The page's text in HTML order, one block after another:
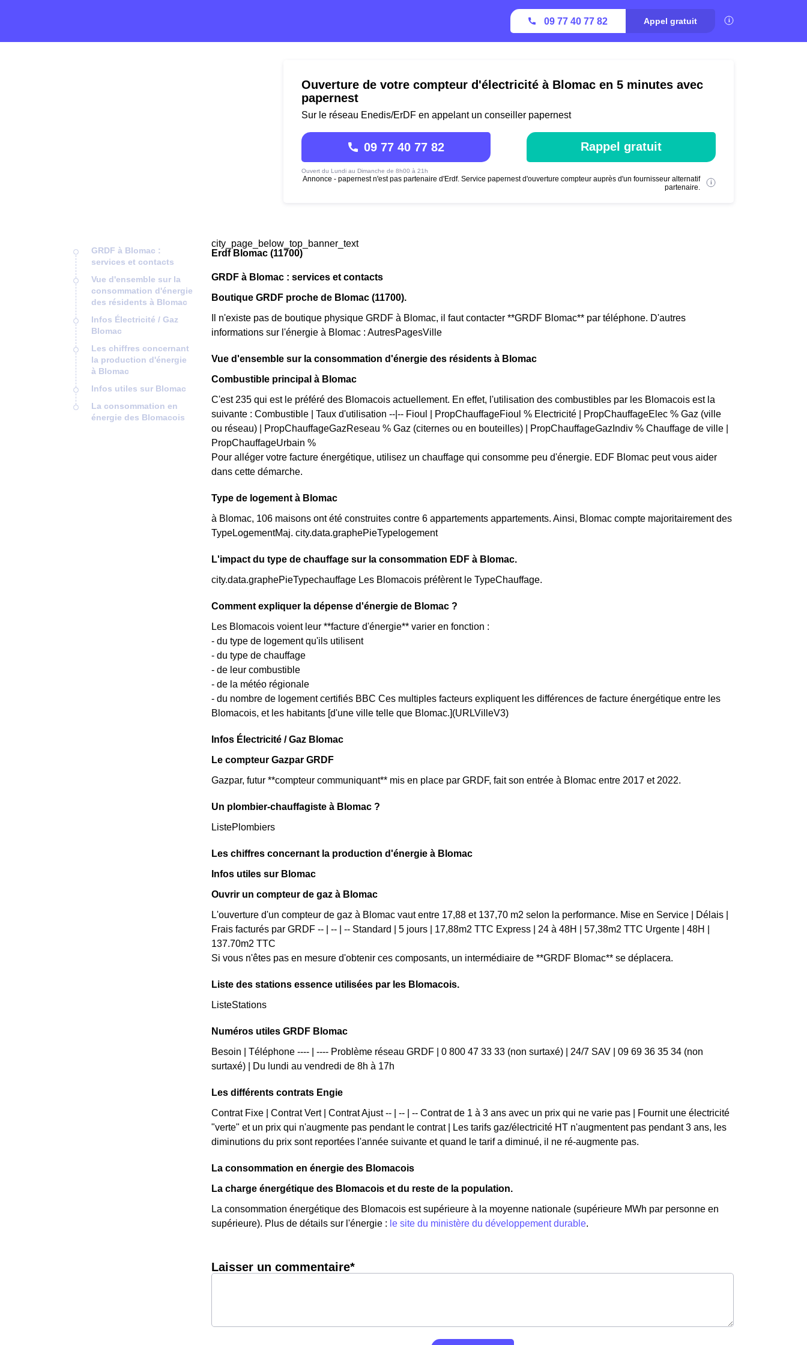
09 77 40 77 82 Appel gratuit
Ouverture de votre compteur d'électricité à Blomac en 5 minutes avec
papernest
Sur le réseau Enedis/ErDF en appelant un conseiller papernest
09 77 40 77 82
Ouvert du Lundi au Dimanche de 8h00 à 21h
Rappel gratuit
Annonce - papernest n'est pas partenaire d'Erdf. Service papernest d'ouverture compteur auprès d'un fournisseur alternatif
partenaire.
GRDF à Blomac :
services et contacts
Vue d'ensemble sur la
consommation d'énergie
des résidents à Blomac
Infos Électricité / Gaz
Blomac
Les chiffres concernant
la production d'énergie
à Blomac
Infos utiles sur Blomac
La consommation en
énergie des Blomacois
city_page_below_top_banner_text
Erdf Blomac (11700)
GRDF à Blomac : services et contacts
Boutique GRDF proche de Blomac (11700).
Il n'existe pas de boutique physique GRDF à Blomac, il faut contacter **GRDF Blomac** par téléphone. D'autres
informations sur l'énergie à Blomac : AutresPagesVille
Vue d'ensemble sur la consommation d'énergie des résidents à Blomac
Combustible principal à Blomac
C'est 235 qui est le préféré des Blomacois actuellement. En effet, l'utilisation des combustibles par les Blomacois est la
suivante : Combustible | Taux d'utilisation --|-- Fioul | PropChauffageFioul % Electricité | PropChauffageElec % Gaz (ville
ou réseau) | PropChauffageGazReseau % Gaz (citernes ou en bouteilles) | PropChauffageGazIndiv % Chauffage de ville |
PropChauffageUrbain %
Pour alléger votre facture énergétique, utilisez un chauffage qui consomme peu d'énergie. EDF Blomac peut vous aider
dans cette démarche.
Type de logement à Blomac
à Blomac, 106 maisons ont été construites contre 6 appartements appartements. Ainsi, Blomac compte majoritairement des
TypeLogementMaj. city.data.graphePieTypelogement
L'impact du type de chauffage sur la consommation EDF à Blomac.
city.data.graphePieTypechauffage Les Blomacois préfèrent le TypeChauffage.
Comment expliquer la dépense d'énergie de Blomac ?
Les Blomacois voient leur **facture d'énergie** varier en fonction :
- du type de logement qu'ils utilisent
- du type de chauffage
- de leur combustible
- de la météo régionale
- du nombre de logement certifiés BBC Ces multiples facteurs expliquent les différences de facture énergétique entre les
Blomacois, et les habitants [d'une ville telle que Blomac.](URLVilleV3)
Infos Électricité / Gaz Blomac
Le compteur Gazpar GRDF
Gazpar, futur **compteur communiquant** mis en place par GRDF, fait son entrée à Blomac entre 2017 et 2022.
Un plombier-chauffagiste à Blomac ?
ListePlombiers
Les chiffres concernant la production d'énergie à Blomac
Infos utiles sur Blomac
Ouvrir un compteur de gaz à Blomac
L'ouverture d'un compteur de gaz à Blomac vaut entre 17,88 et 137,70 m2 selon la performance. Mise en Service | Délais |
Frais facturés par GRDF -- | -- | -- Standard | 5 jours | 17,88m2 TTC Express | 24 à 48H | 57,38m2 TTC Urgente | 48H |
137.70m2 TTC
Si vous n'êtes pas en mesure d'obtenir ces composants, un intermédiaire de **GRDF Blomac** se déplacera.
Liste des stations essence utilisées par les Blomacois.
ListeStations
Numéros utiles GRDF Blomac
Besoin | Téléphone ---- | ---- Problème réseau GRDF | 0 800 47 33 33 (non surtaxé) | 24/7 SAV | 09 69 36 35 34 (non
surtaxé) | Du lundi au vendredi de 8h à 17h
Les différents contrats Engie
Contrat Fixe | Contrat Vert | Contrat Ajust -- | -- | -- Contrat de 1 à 3 ans avec un prix qui ne varie pas | Fournit une électricité
"verte" et un prix qui n'augmente pas pendant le contrat | Les tarifs gaz/électricité HT n'augmentent pas pendant 3 ans, les
diminutions du prix sont reportées l'année suivante et quand le tarif a diminué, il ne ré-augmente pas.
La consommation en énergie des Blomacois
La charge énergétique des Blomacois et du reste de la population.
La consommation énergétique des Blomacois est supérieure à la moyenne nationale (supérieure MWh par personne en
supérieure). Plus de détails sur l'énergie : le site du ministère du développement durable.
Laisser un commentaire*